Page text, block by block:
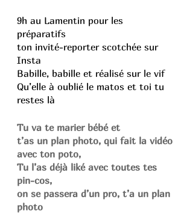
9h au Lamentin pour les
préparatifs
ton invité-reporter scotchée sur
Insta
Babille, babille et réalisé sur le vif
Qu’elle à oublié le matos et toi tu
restes là
Tu va te marier bébé et
t’as un plan photo, qui fait la vidéo
avec ton poto,
Tu l’as déjà liké avec toutes tes
pin-cos,
on se passera d’un pro, t’a un plan
photo